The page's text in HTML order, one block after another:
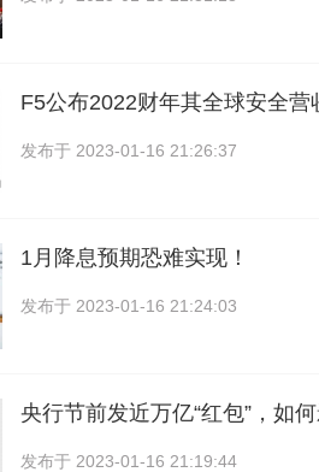
F5公布2022财年其全球安全营
发布于 2023-01-16 21:26:37
1月降息预期恐难实现！
发布于 2023-01-16 21:24:03
央行节前发近万亿“红包”，如
发布于 2023-01-16 21:19:44